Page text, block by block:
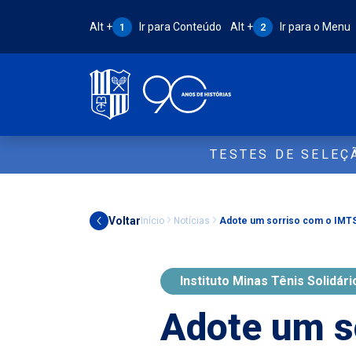
Atalho Alt + 1:
Alt + 1 Ir para Conteúdo Atalho Alt + 2:
Alt + 2 Ir para o Menu
TESTES DE
Voltar Início Notícias Adote um sorriso com o
Instituto Minas Tênis
Adote um